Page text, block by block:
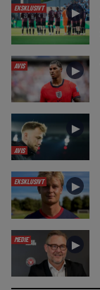
EKSKLUSIVT ►
AVIS ►
AVIS
►
EKSKLUSIVT ►
MEDIE ►